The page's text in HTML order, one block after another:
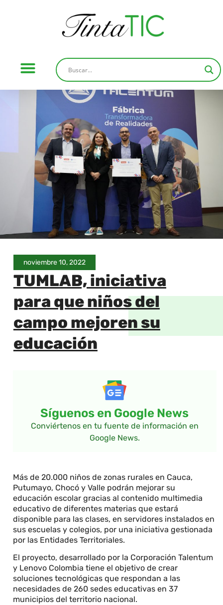
noviembre 10, 2022
TUMLAB, iniciativa
para que niños del
campo mejoren su
educación
Síguenos en Google News
Conviértenos en tu fuente de información en
Google News.
Más de 20.000 niños de zonas rurales en Cauca,
Putumayo, Chocó y Valle podrán mejorar su
educación escolar gracias al contenido multimedia
educativo de diferentes materias que estará
disponible para las clases, en servidores instalados en
sus escuelas y colegios, por una iniciativa gestionada
por las Entidades Territoriales.
El proyecto, desarrollado por la Corporación Talentum
y Lenovo Colombia tiene el objetivo de crear
soluciones tecnológicas que respondan a las
necesidades de 260 sedes educativas en 37
municipios del territorio nacional.